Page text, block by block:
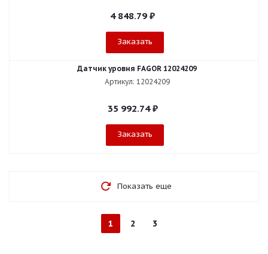
4 848.79 ₽
Заказать
Датчик уровня FAGOR 12024209
Артикул: 12024209
35 992.74₽
Заказать
Показать еще
1 2 3